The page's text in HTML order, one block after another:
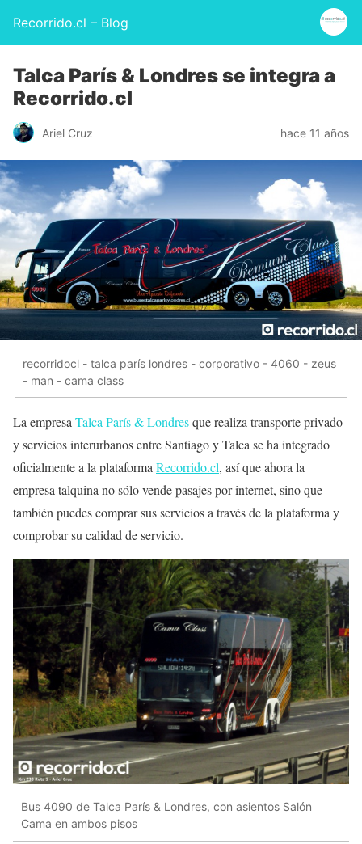
Recorrido.cl – Blog
Talca París & Londres se integra a
Recorrido.cl
Ariel Cruz hace 11 años
recorridocl - talca parís londres - corporativo - 4060 - zeus
- man - cama class
La empresa Talca París & Londresque realiza transporte privado
y servicios interurbanos entre Santiago y Talca se ha integrado
oficialmente a la plataforma Recorrido.cl, así que ahora la
empresa talquina no sólo vende pasajes por internet, sino que
también puedes comprar sus servicios a través de la plataforma y
comprobar su calidad de servicio.
Bus 4090 de Talca París & Londres, con asientos Salón
Cama en ambos pisos